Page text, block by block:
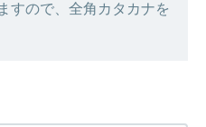
すので、全角カタカナを